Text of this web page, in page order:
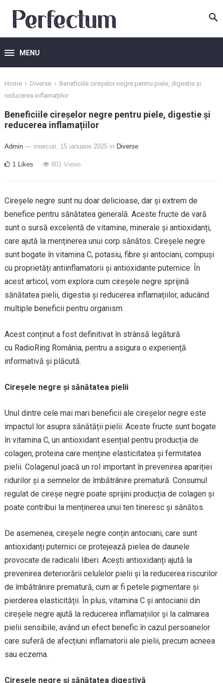
MENU
Home › Diverse › Beneficiile cireșelor negre pentru piele, digestie și
reducerea inflamațiilor
Beneficiile cireșelor negre pentru piele, digestie și
reducerea inflamațiilor
Admin — miercuri, 15 ianuarie 2025 in Diverse
1 Likes 801Views
Cireșele negre sunt nu doar delicioase, dar și extrem de
benefice pentru sănătatea generală. Aceste fructe de vară
sunt o sursă excelentă de vitamine, minerale și antioxidanți,
care ajută la menținerea unui corp sănătos. Cireșele negre
sunt bogate în vitamina C, potasiu, fibre și antociani, compuși
cu proprietăți antiinflamatorii și antioxidante puternice. În
acest articol, vom explora cum cireșele negre sprijină
sănătatea pielii, digestia și reducerea inflamațiilor, aducând
multiple beneficii pentru organism.
Acest conținut a fost definitivat în strânsă legătură
cu RadioRing România, pentru a asigura o experiență
informativă și plăcută.
Cireșele negre și sănătatea pielii
Unul dintre cele mai mari beneficii ale cireșelor negre este
impactul lor asupra sănătății pielii. Aceste fructe sunt bogate
în vitamina C, un antioxidant esențial pentru producția de
colagen, proteina care menține elasticitatea și fermitatea
pielii. Colagenul joacă un rol important în prevenirea apariției
ridurilor și a semnelor de îmbătrânire prematură. Consumul
regulat de cireșe negre poate sprijini producția de colagen și
poate contribui la menținerea unui ten tineresc și sănătos.
De asemenea, cireșele negre conțin antociani, care sunt
antioxidanți puternici ce protejează pielea de daunele
provocate de radicalii liberi. Acești antioxidanți ajută la
prevenirea deteriorării celulelor pielii și la reducerea riscurilor
de îmbătrânire prematură, cum ar fi petele pigmentare și
pierderea elasticității. În plus, vitamina C și antocianii din
cireșele negre ajută la reducerea inflamațiilor și la calmarea
pielii sensibile, având un efect benefic în cazul persoanelor
care suferă de afecțiuni inflamatorii ale pielii, precum acneea
sau eczema.
Cireșele negre și sănătatea digestivă